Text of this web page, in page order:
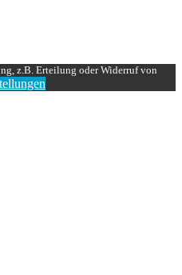
z.B. Erteilung oder Widerruf von